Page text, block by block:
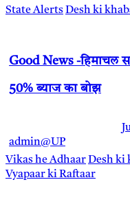
State AlertsDesh ki
Good News -हिमाचल
50% ब्याज का बोझ
admin@UP
Vikas he AdhaarDesh ki
Vyapaar ki Raftaar